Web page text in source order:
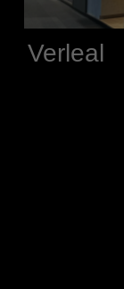
Verleal